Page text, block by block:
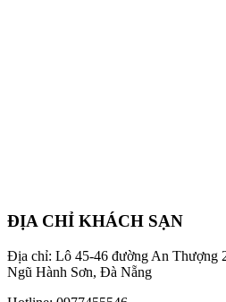
ĐỊA CHỈ KHÁCH SẠN
Địa chỉ: Lô 45-46 đường An Thượng
Ngũ Hành Sơn, Đà Nẵng